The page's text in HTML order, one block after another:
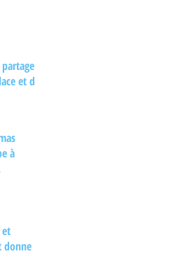
et de
à
donne